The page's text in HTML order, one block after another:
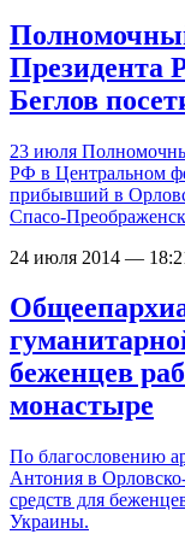
Беглов
23 июля
РФ в Центральном
прибывший в
Спасо-
24 июля 2014 —
беженцев
монастыре
По благословению
Антония в
средств для
Украины.